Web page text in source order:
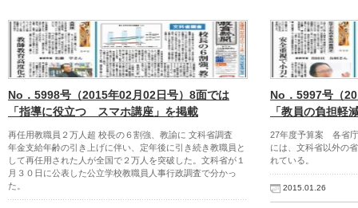
No．5998号（2015年02月02日号）8面では
「指導に役立つ スマホ講座」を掲載
再任用教職員２万人超 校長の６割強、教諭に 文科省調査
年金支給年齢の引き上げに伴い、定年後に引き続き教職員と
して再任用された人が全国で２万人を突破した。文科省が１
月３０日に公表した公立学校教職員人事行政調査で分かっ
た。
No．5997号（
「教員の負担軽
27年度予算案 各省
には、文科省以外の
れている。
2015.01.26